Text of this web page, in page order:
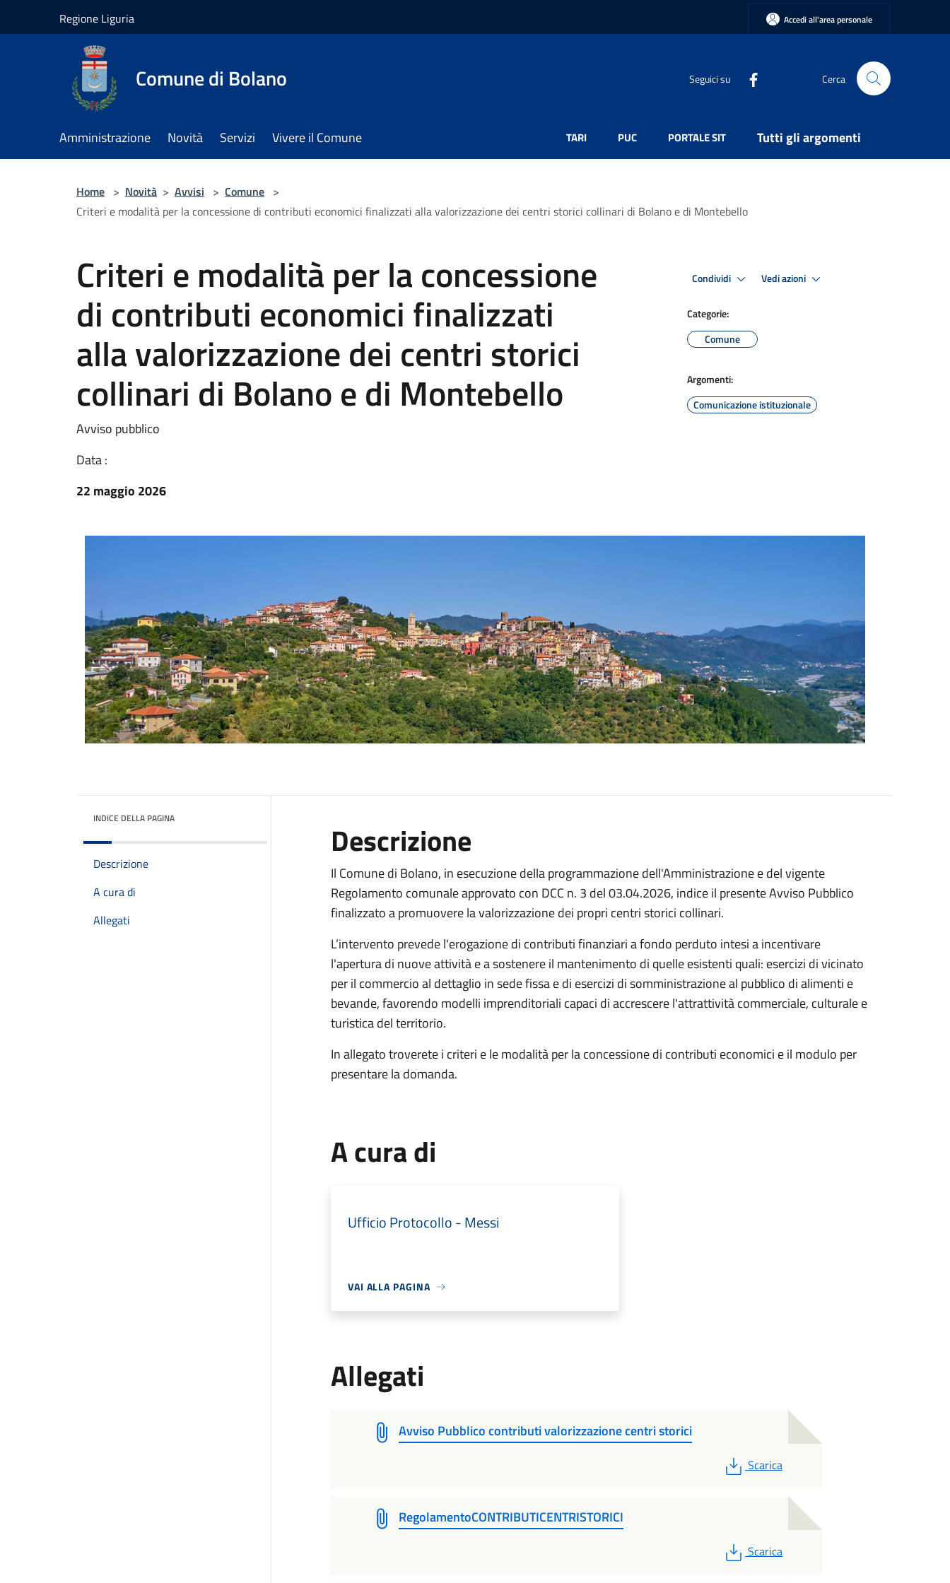
Regione Liguria Accedi all'area personale
Comune di Bolano Seguici su Cerca
Amministrazione Novità Servizi Vivere il Comune TARI PUC PORTALE SIT Tutti gli argomenti
Home > Novità > Avvisi > Comune >
Criteri e modalità per la concessione di contributi economici finalizzati alla valorizzazione dei centri storici collinari di Bolano e di Montebello
Criteri e modalità per la concessione
di contributi economici finalizzati
alla valorizzazione dei centri storici
collinari di Bolano e di Montebello
Avviso pubblico
Data :
22 maggio 2026
Condividi Vedi azioni
Categorie:
Comune
Argomenti:
Comunicazione istituzionale
INDICE DELLA PAGINA
Descrizione
A cura di
Allegati
Descrizione
Il Comune di Bolano, in esecuzione della programmazione dell'Amministrazione e del vigente
Regolamento comunale approvato con DCC n. 3 del 03.04.2026, indice il presente Avviso Pubblico
finalizzato a promuovere la valorizzazione dei propri centri storici collinari.
L’intervento prevede l'erogazione di contributi finanziari a fondo perduto intesi a incentivare
l'apertura di nuove attività e a sostenere il mantenimento di quelle esistenti quali: esercizi di vicinato
per il commercio al dettaglio in sede fissa e di esercizi di somministrazione al pubblico di alimenti e
bevande, favorendo modelli imprenditoriali capaci di accrescere l'attrattività commerciale, culturale e
turistica del territorio.
In allegato troverete i criteri e le modalità per la concessione di contributi economici e il modulo per
presentare la domanda.
A cura di
Ufficio Protocollo - Messi
VAI ALLA PAGINA
Allegati
Avviso Pubblico contributi valorizzazione centri storici
PDF
Scarica
RegolamentoCONTRIBUTICENTRISTORICI
PDF
Scarica